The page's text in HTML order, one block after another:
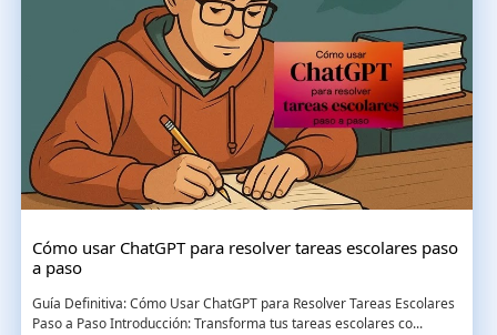
Cómo usar ChatGPT para resolver tareas escolares paso
a paso
Guía Definitiva: Cómo Usar ChatGPT para Resolver Tareas Escolares
Paso a Paso Introducción: Transforma tus tareas escolares co...